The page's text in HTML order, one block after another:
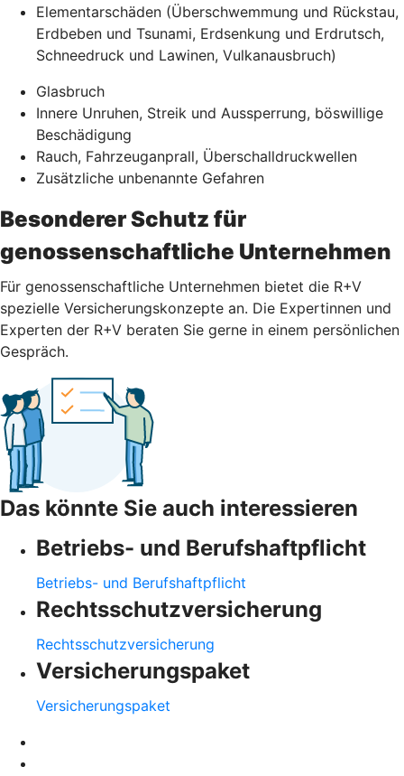
Elementarschäden (Überschwemmung und Rückstau,
Erdbeben und Tsunami, Erdsenkung und Erdrutsch,
Schneedruck und Lawinen, Vulkanausbruch)
Glasbruch
Innere Unruhen, Streik und Aussperrung, böswillige
Beschädigung
Rauch, Fahrzeuganprall, Überschalldruckwellen
Zusätzliche unbenannte Gefahren
Besonderer Schutz für
genossenschaftliche Unternehmen
Für genossenschaftliche Unternehmen bietet die R+V
spezielle Versicherungskonzepte an. Die Expertinnen und
Experten der R+V beraten Sie gerne in einem persönlichen
Gespräch.
Das könnte Sie auch interessieren
Betriebs- und Berufshaftpflicht
Betriebs- und Berufshaftpflicht
Rechtsschutzversicherung
Rechtsschutzversicherung
Versicherungspaket
Versicherungspaket